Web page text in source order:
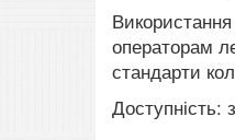
операторам
стандарти
Доступність: